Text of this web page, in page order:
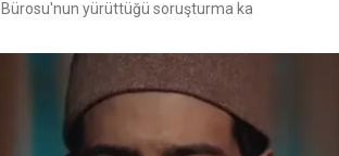
yürüttüğü soruşturma ka